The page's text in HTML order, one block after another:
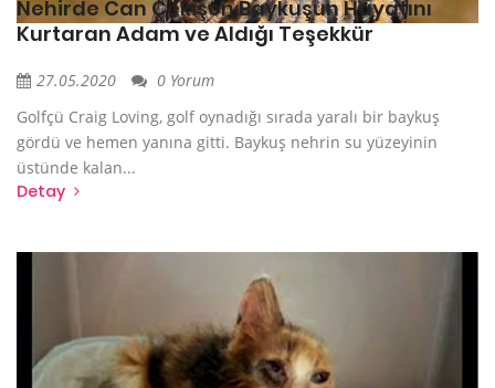
Nehirde Can Çekişen Baykuşun Hayatını
Kurtaran Adam ve Aldığı Teşekkür
27.05.2020
0 Yorum
Golfçü Craig Loving, golf oynadığı sırada yaralı bir baykuş
gördü ve hemen yanına gitti. Baykuş nehrin su yüzeyinin
üstünde kalan...
Detay